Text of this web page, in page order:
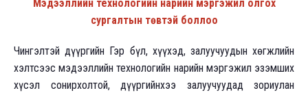
Мэдээллийн технологийн нарийн мэргэжил олгох
сургалтын төвтэй боллоо
Чингэлтэй дүүргийн Гэр бүл, хүүхэд, залуучуудын хөгжлийн
хэлтсээс мэдээллийн технологийн нарийн мэргэжил эзэмших
хүсэл сонирхолтой, дүүргийнхээ залуучуудад зориулан